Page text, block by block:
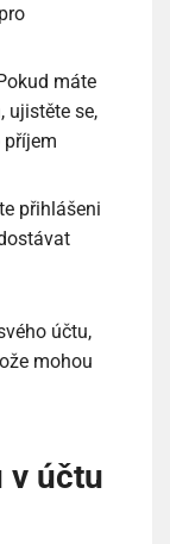
máte
ujistěte se,
přihlášeni
účtu,
mohou
v účtu